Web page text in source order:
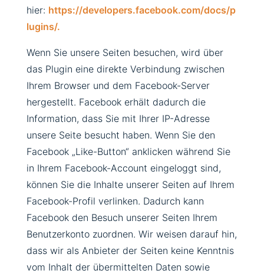
hier: https://developers.facebook.com/docs/p
lugins/.
Wenn Sie unsere Seiten besuchen, wird über
das Plugin eine direkte Verbindung zwischen
Ihrem Browser und dem Facebook-Server
hergestellt. Facebook erhält dadurch die
Information, dass Sie mit Ihrer IP-Adresse
unsere Seite besucht haben. Wenn Sie den
Facebook „Like-Button“ anklicken während Sie
in Ihrem Facebook-Account eingeloggt sind,
können Sie die Inhalte unserer Seiten auf Ihrem
Facebook-Profil verlinken. Dadurch kann
Facebook den Besuch unserer Seiten Ihrem
Benutzerkonto zuordnen. Wir weisen darauf hin,
dass wir als Anbieter der Seiten keine Kenntnis
vom Inhalt der übermittelten Daten sowie